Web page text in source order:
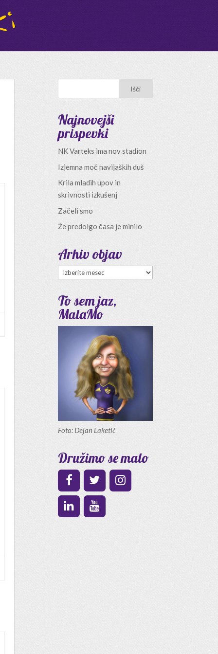
Najnovejši
prispevki
NK Varteks ima nov stadion
Izjemna moč navijaških duš
Krila mladih upov in
skrivnosti izkušenj
Začeli smo
Že predolgo časa je minilo
Arhiv objav
Arhiv
To sem jaz,
MalaMo
Foto: Dejan Laketić
Družimo se malo